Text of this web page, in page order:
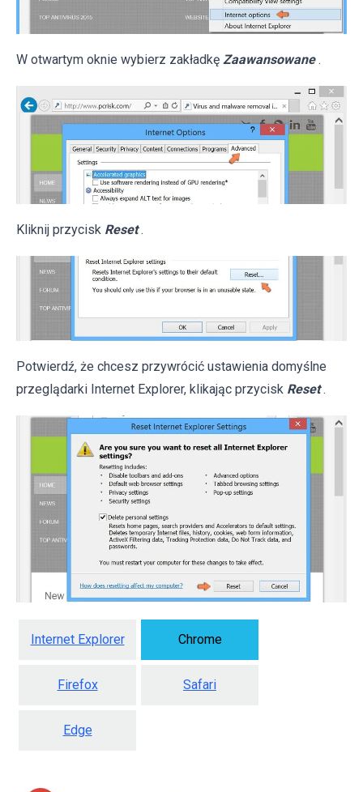
W otwartym oknie wybierz zakładkę Zaawansowane .
Kliknij przycisk Reset .
Potwierdź, że chcesz przywrócić ustawienia domyślne
przeglądarki Internet Explorer, klikając przycisk Reset .
Internet Explorer Chrome
Firefox Safari
Edge